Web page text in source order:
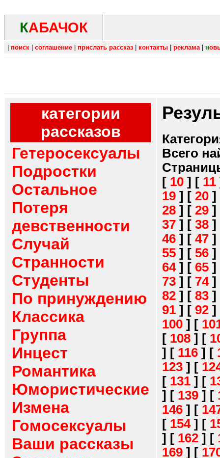
КАБАЧОК
поиск соглашение прислать рассказ контакты реклама| н
категории
рассказов
Гетеросексуалы
Подростки
Остальное
Потеря
девственности
Случай
Странности
Студенты
По принуждению
Классика
Группа
Инцест
Романтика
Юмористические
Измена
Гомосексуалы
Ваши рассказы
Всего
[ 10 ] [ 11
19 ] [ 20 ]
28 ] [ 29 ]
37 ] [ 38 ]
46 ] [ 47 ]
55 ] [ 56 ]
64] [ 65 ]
73 ] [ 74]
82 ] [ 83 ]
91 ] [ 92 ]
100 ] [
[ 108 ] [
] [ 116 ] [
123 ] [
[ 131 ] [
] [ 139 ] [
146 ] [
[ 154] [
] [ 162 ] [
169 ] [